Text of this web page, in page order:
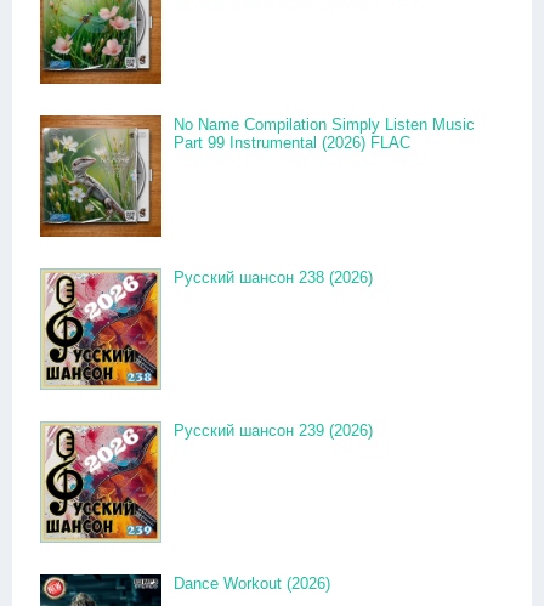
No Name Compilation Simply Listen Music
Part 99 Instrumental (2026) FLAC
Русский шансон 238 (2026)
Русский шансон 239 (2026)
Dance Workout (2026)